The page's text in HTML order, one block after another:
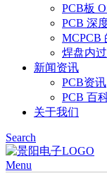
PCB板
PCB 深
MCPCB
焊盘内
新闻资讯
PCB资讯
PCB 百
关于我们
Search
Menu